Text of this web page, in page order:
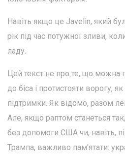
Навіть якщо це Javelin, який
рік під час потужної зливи,
ладу.
Цей текст не про те, що можна
до біса і протистояти ворогу,
підтримки. Як відомо, разом
Але, якщо раптом станеться
без допомоги США чи, навіть,
Трампа, важливо пам'ятати: